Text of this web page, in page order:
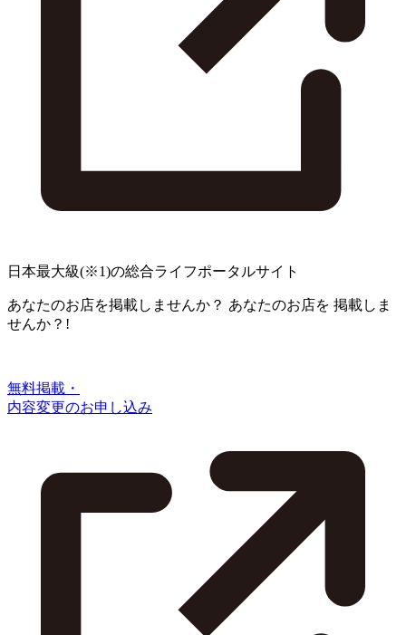
日本最大級(※1)の総合ライフポータルサイト
あなたのお店を掲載しませんか？ あなたのお店を 掲載しま
せんか？!
無料掲載・
内容変更のお申し込み